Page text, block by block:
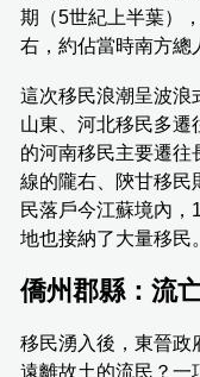
期（5世紀上半葉）
右，約佔當時南方總
這次移民浪潮呈波浪
山東、河北移民多遷
的河南移民主要遷往
線的隴右、陝甘移民
民落戶今江蘇境內
地也接納了大量移民。
僑州郡縣：流
移民湧入後，東晉
遠離故土的流民？一